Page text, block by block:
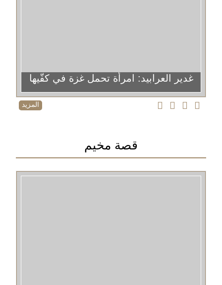
غدير العرابيد: امرأة تحمل غزة في كفّيها
المزيد
قصة مخيم